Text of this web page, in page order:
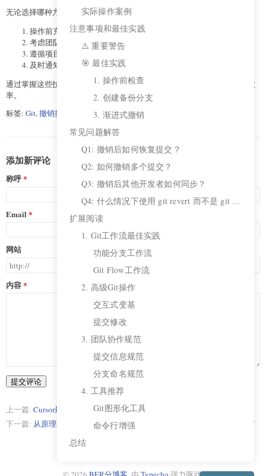
实际操作案例
注意事项和最佳实践
⚠️ 重要警告
🎯 最佳实践
1. 操作前检查
2. 创建备份分支
3. 渐进式撤销
常见问题解答
Q1: 撤销后如何恢复提交？
Q2: 如何撤销多个提交？
Q3: 撤销后其他开发者如何同步？
Q4: 什么情况下使用 git revert 而不是 git reset？
扩展阅读
1. Git工作流最佳实践
功能分支工作流
Git Flow工作流
2. 高级Git操作
交互式变基
提交修改
3. 团队协作规范
提交信息规范
分支命名规范
4. 工具推荐
Git图形化工具
命令行增强
总结
无论选择哪种方式，都要确保：
操作前充分备份
考虑团队协作影响
遵循项目规范
及时通知相关人员
通过掌握这些技巧，您将能够更加自信和安全地管理Git提交，提高开发效
率。
标签: Git,撤销提交 强制推送,Git操作
添加新评论
称呼
Email
网站
内容
提交评论
上一篇: Cursor最佳提示词规则，有效减少幻觉、乱写代码等
下一篇: 从原理到工程落地：深入剖析PPPoE多拨号系统的架构与技术细节